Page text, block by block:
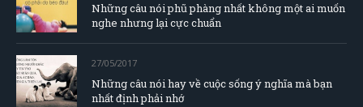
Những câu nói phũ phàng nhất không một ai muốn
nghe nhưng lại cực chuẩn
27/05/2017
Những câu nói hay về cuộc sống ý nghĩa mà bạn
nhất định phải nhớ